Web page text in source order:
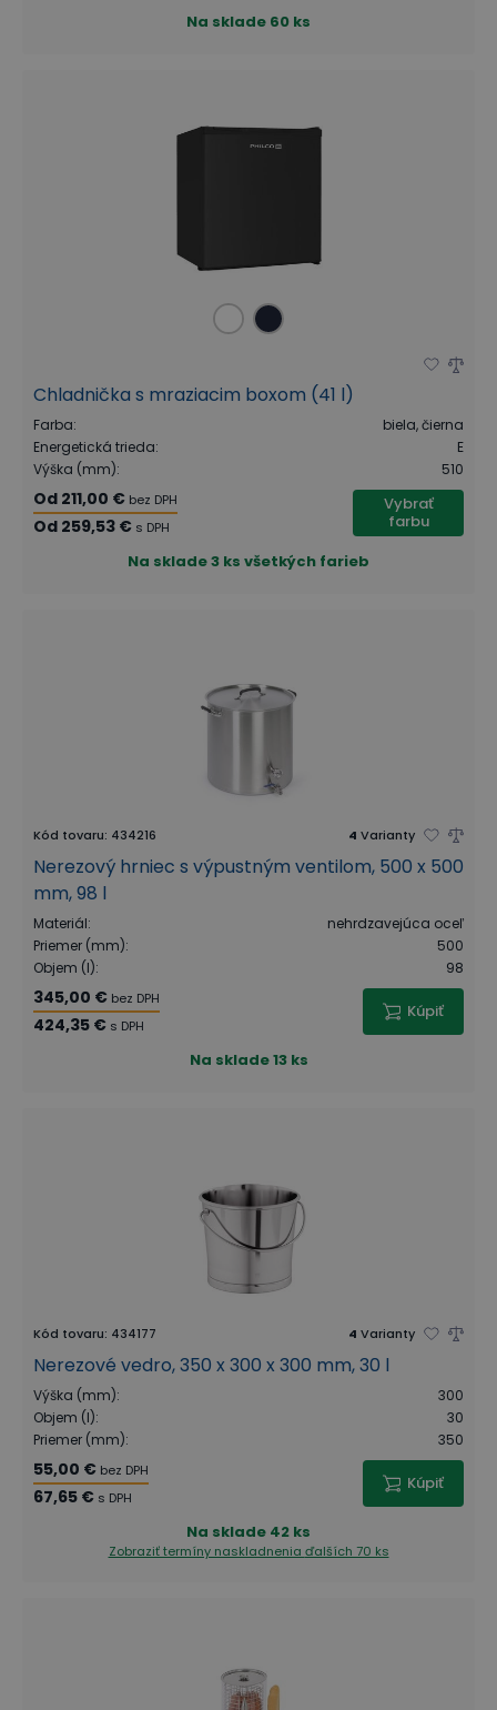
Na sklade 60 ks
Chladnička s mraziacim boxom (41 l)
Farba:
biela, čierna
Energetická trieda:
E
Výška (mm): 510
Od 211,00 € bez DPH
Od 259,53 € s DPH
Vybrať
farbu
Na sklade3 ks všetkých farieb
Kód tovaru: 434216 4 Varianty
Nerezový hrniec s výpustným ventilom, 500 x 500
mm, 98 l
Materiál:
nehrdzavejúca oceľ
Priemer (mm):
500
Objem (l): 98
345,00 € bez DPH
424,35 € s DPH
Kúpiť
Na sklade13 ks
Kód tovaru: 434177 4 Varianty
Nerezové vedro, 350 x 300 x 300 mm, 30 l
Výška (mm):
300
Objem (l):
30
Priemer (mm): 350
55,00 € bez DPH
67,65 € s DPH
Kúpiť
Na sklade 42 ks
Zobraziť termíny naskladnenia ďalších 70 ks